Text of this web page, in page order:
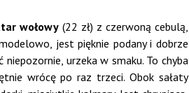
wołowy (22 zł) z czerwoną cebulą,
jest pięknie podany i dobrze
niepozornie, urzeka w smaku. To chyba
wrócę po raz trzeci. Obok sałaty